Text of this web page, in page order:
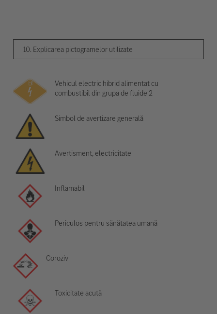
10. Explicarea pictogramelor utilizate
Vehicul electric hibrid alimentat cu
combustibil din grupa de fluide 2
Simbol de avertizare generală
Avertisment, electricitate
Inflamabil
Periculos pentru sănătatea umană
Coroziv
Toxicitate acută